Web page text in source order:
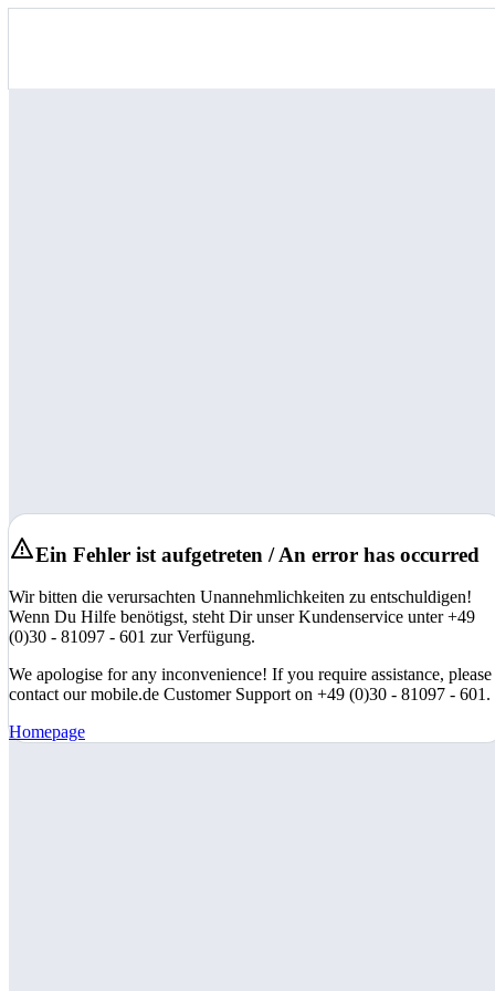
Ein Fehler ist aufgetreten / An error has occurred
Wir bitten die verursachten Unannehmlichkeiten zu entschuldigen!
Wenn Du Hilfe benötigst, steht Dir unser Kundenservice unter +49
(0)30 - 81097 - 601 zur Verfügung.
We apologise for any inconvenience! If you require assistance, please
contact our mobile.de Customer Support on +49 (0)30 - 81097 - 601.
Homepage